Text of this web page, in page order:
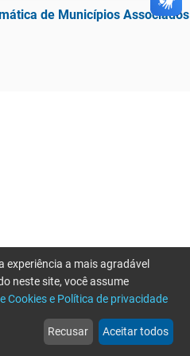
de Municípios Associados
web
Notícias
more_horiz
Mais
experiência a mais agradável
neste site, você assume
Cookies e Política de privacidade
Recusar Aceitar todos